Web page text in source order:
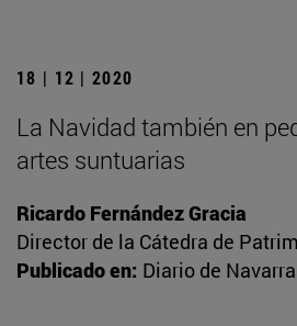
18 | 12 | 2020
La Navidad también en
artes suntuarias
Ricardo Fernández Gracia
Director de la Cátedra de
Publicado en: Diario de Navarra